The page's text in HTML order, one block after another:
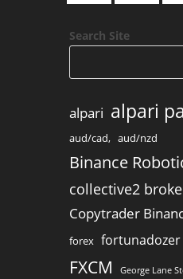
Search Site
alpari alpari
aud/cad, aud/nzd
Binance
collective2
Copytrader
forex fortunadozer
FXCM George Lane